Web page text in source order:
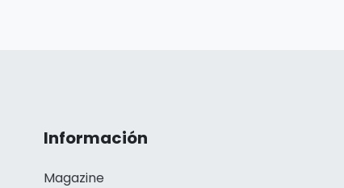
Información
Magazine